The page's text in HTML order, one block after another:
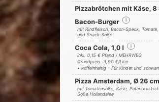
Pizzabrötchen mit Käse, 8
Bacon-Burger
i
mit Rindfleisch, Bacon-Speck,
und Snack-Soße
Coca Cola, 1,0 l i
inkl. 0,15 € Pfand / MEHRWEG
Grundpreis: 3,90 €/Liter
• koffeinhaltig - Für Kinder und
Pizza Amsterdam, Ø 26 cm
mit Tomatensoße, Käse,
Soße Hollandaise